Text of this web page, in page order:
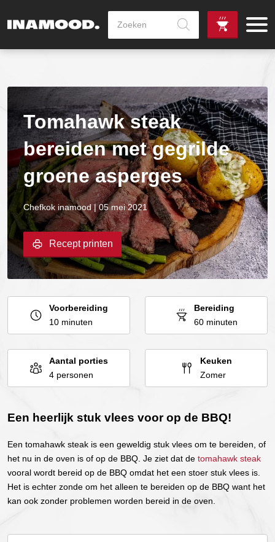
leverdag
mogelijk
vanaf €100,-
Tomahawk steak
bereiden met gegrilde
groene asperges
Chefkok inamood | 05 mei 2021
Recept printen
Voorbereiding
10 minuten
Bereiding
60 minuten
Aantal porties
4 personen
Keuken
Zomer
Een heerlijk stuk vlees voor op de BBQ!
Een tomahawk steak is een geweldig stuk vlees om te bereiden, of
het nu in de oven is of op de BBQ. Je ziet dat de tomahawk steak
vooral wordt bereid op de BBQ omdat het een stoer stuk vlees is.
Het is echter zonde om het alleen te bereiden op de BBQ want het
kan ook zonder problemen worden bereid in de oven.